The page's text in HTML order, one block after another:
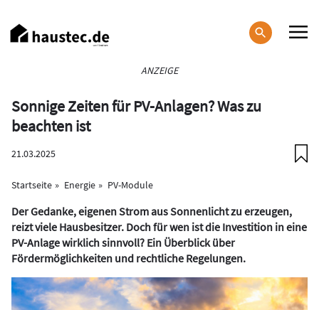
zum
Inhalt
ANZEIGE
Sonnige Zeiten für PV-Anlagen? Was zu
beachten ist
21.03.2025
Startseite Energie PV-Module
Der Gedanke, eigenen Strom aus Sonnenlicht zu erzeugen,
reizt viele Hausbesitzer. Doch für wen ist die Investition in eine
PV-Anlage wirklich sinnvoll? Ein Überblick über
Fördermöglichkeiten und rechtliche Regelungen.